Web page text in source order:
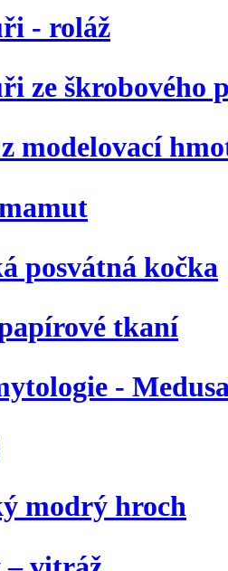
- roláž
ze škrobového
modelovací
posvátná kočka
tkaní
-
modrý hroch